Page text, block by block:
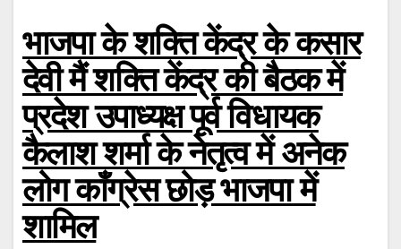
भाजपा के शक्ति केंद्र के कसार
देवी मैं शक्ति केंद्र की बैठक में
प्रदेश उपाध्यक्ष पूर्व विधायक
कैलाश शर्मा के नेतृत्व में अनेक
लोग काँग्रेस छोड़ भाजपा में
शामिल